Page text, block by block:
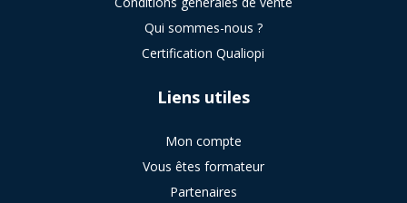
Qui sommes-nous ?
Certification Qualiopi
Liens utiles
Mon compte
Vous êtes formateur
Partenaires